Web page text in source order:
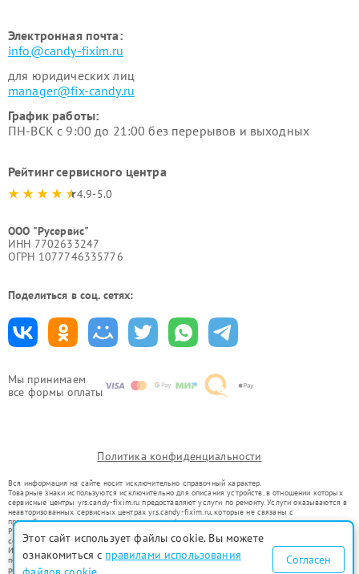
Мы принимаем
все формы оплаты
Электронная почта:
info@candy-fixim.ru
для юридических лиц
manager@fix-candy.ru
График работы:
ПН-ВСК с 9:00 до 21:00 без перерывов и выходных
Рейтинг сервисного центра
4.9-5.0
ООО "Русервис"
ИНН 7702633247
ОГРН 1077746335776
Поделиться в соц. сетях:
Политика конфиденциальности
Вся информация на сайте носит исключительно справочный характер.
Товарные знаки используются исключительно для описания устройств, в отношении которых
сервисные центры yrs.candy-fixim.ru предоставляют услуги по ремонту. Услуги оказываются в
неавторизованных сервисных центрах yrs.candy-fixim.ru, которые не связаны с
правообладателями товарных знаков или их официальными представителями.
Ремонт осуществляется для устройств, уже введенных в гражданский оборот в соответствии
со статьей 1487 ГК РФ.
Использование товарных знаков не преследует цели индивидуализации услуг или введения
потребителей в заблуждение, а служит для информирования о предоставляемых услугах по
ремонту техники указанных брендов.
Этот сайт использует файлы cookie. Вы можете
ознакомиться с правилами использования
Согласен